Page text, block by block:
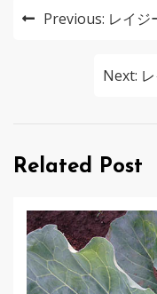
投
ー
ョ
ン
Previous: レイジ
Next:
Related Post